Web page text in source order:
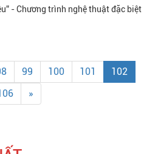
- Chương trình nghệ thuật đặc biệt
99 100 101
102
»